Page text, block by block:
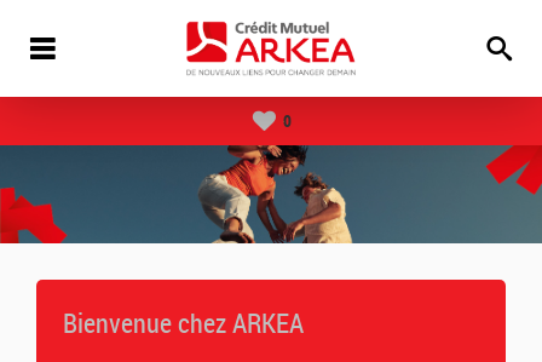
0
Bienvenue chez ARKEA